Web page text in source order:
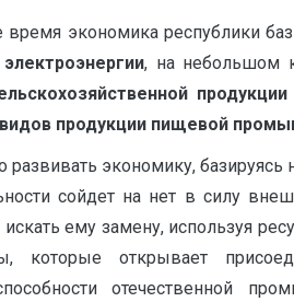
время экономика республики
, на небольшом
продукции пищевой
экономику, базируясь
сойдет на нет в силу
ему замену, используя
которые открывает
отечественной